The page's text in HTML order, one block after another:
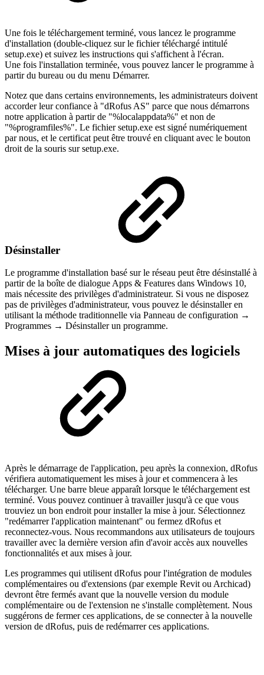
Une fois le téléchargement terminé, vous lancez le programme
d'installation (double-cliquez sur le fichier téléchargé intitulé
setup.exe) et suivez les instructions qui s'affichent à l'écran.
Une fois l'installation terminée, vous pouvez lancer le programme à
partir du bureau ou du menu Démarrer.
Notez que dans certains environnements, les administrateurs doivent
accorder leur confiance à "dRofus AS" parce que nous démarrons
notre application à partir de "%localappdata%" et non de
"%programfiles%". Le fichier setup.exe est signé numériquement
par nous, et le certificat peut être trouvé en cliquant avec le bouton
droit de la souris sur setup.exe.
Désinstaller
Le programme d'installation basé sur le réseau peut être désinstallé à
partir de la boîte de dialogue Apps & Features dans Windows 10,
mais nécessite des privilèges d'administrateur. Si vous ne disposez
pas de privilèges d'administrateur, vous pouvez le désinstaller en
utilisant la méthode traditionnelle via Panneau de configuration →
Programmes → Désinstaller un programme.
Mises à jour automatiques des logiciels
Après le démarrage de l'application, peu après la connexion, dRofus
vérifiera automatiquement les mises à jour et commencera à les
télécharger. Une barre bleue apparaît lorsque le téléchargement est
terminé. Vous pouvez continuer à travailler jusqu'à ce que vous
trouviez un bon endroit pour installer la mise à jour. Sélectionnez
"redémarrer l'application maintenant" ou fermez dRofus et
reconnectez-vous. Nous recommandons aux utilisateurs de toujours
travailler avec la dernière version afin d'avoir accès aux nouvelles
fonctionnalités et aux mises à jour.
Les programmes qui utilisent dRofus pour l'intégration de modules
complémentaires ou d'extensions (par exemple Revit ou Archicad)
devront être fermés avant que la nouvelle version du module
complémentaire ou de l'extension ne s'installe complètement. Nous
suggérons de fermer ces applications, de se connecter à la nouvelle
version de dRofus, puis de redémarrer ces applications.